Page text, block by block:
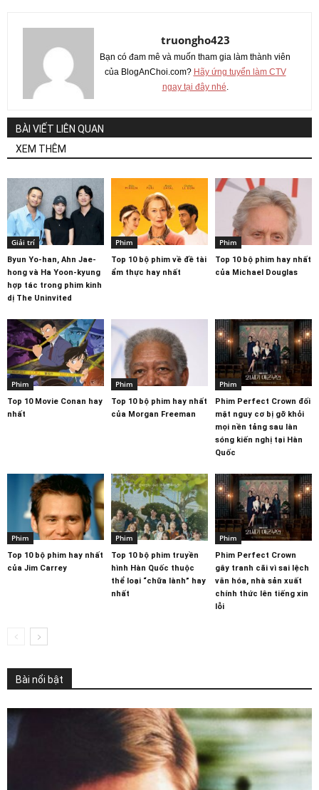
truongho423
Bạn có đam mê và muốn tham gia làm thành viên
của BlogAnChoi.com? Hãy ứng tuyển làm CTV
ngay tại đây nhé
BÀI VIẾT LIÊN QUAN
XEM THÊM
Giải trí
Byun Yo-han, Ahn Jae-
hong và Ha Yoon-kyung
hợp tác trong phim kinh
dị The Uninvited
Phim
Top 10 bộ phim về đề tài
ẩm thực hay nhất
Phim
Top 10 bộ phim hay nhất
của Michael Douglas
Phim
Top 10 Movie Conan hay
nhất
Phim
Top 10 bộ phim hay nhất
của Morgan Freeman
Phim
Phim Perfect Crown đối
mặt nguy cơ bị gỡ khỏi
mọi nền tảng sau làn
sóng kiến nghị tại Hàn
Quốc
Phim
Top 10 bộ phim hay nhất
của Jim Carrey
Phim
Top 10 bộ phim truyền
hình Hàn Quốc thuộc
thể loại “chữa lành” hay
nhất
Phim
Phim Perfect Crown
gây tranh cãi vì sai lệch
văn hóa, nhà sản xuất
chính thức lên tiếng xin
lỗi
Bài nổi bật